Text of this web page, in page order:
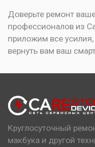
Доверьте ремонт
профессионалов из
приложим все
вернуть вам ваш
Круглосуточный
макбука и другой